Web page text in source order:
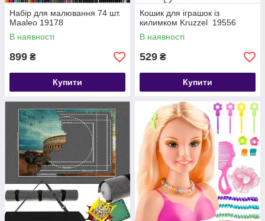
Набір для малювання 74 шт.
Maaleo 19178
В наявності
899 ₴
Купити
Кошик для іграшок із
килимком Kruzzel 19556
В наявності
529 ₴
Купити